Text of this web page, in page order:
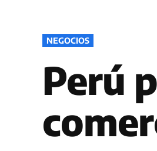
PUBLICADO
EN
NEGOCIOS
Perú